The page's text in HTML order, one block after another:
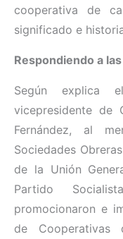
cooperativa de
significado e
Respondiendo a
Según explica
vicepresidente de
Fernández, al
Sociedades
de la Unión
Partido
promocionaron e
de